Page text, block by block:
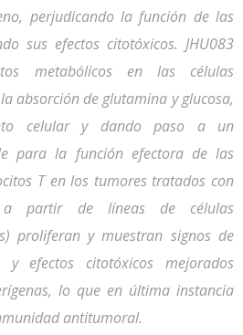
perjudicando la función de las
sus efectos citotóxicos. JHU083
metabólicos en las células
absorción de glutamina y glucosa,
celular y dando paso a un
para la función efectora de las
T en los tumores tratados con
a partir de líneas de células
proliferan y muestran signos de
y efectos citotóxicos mejorados
lo que en última instancia
antitumoral.